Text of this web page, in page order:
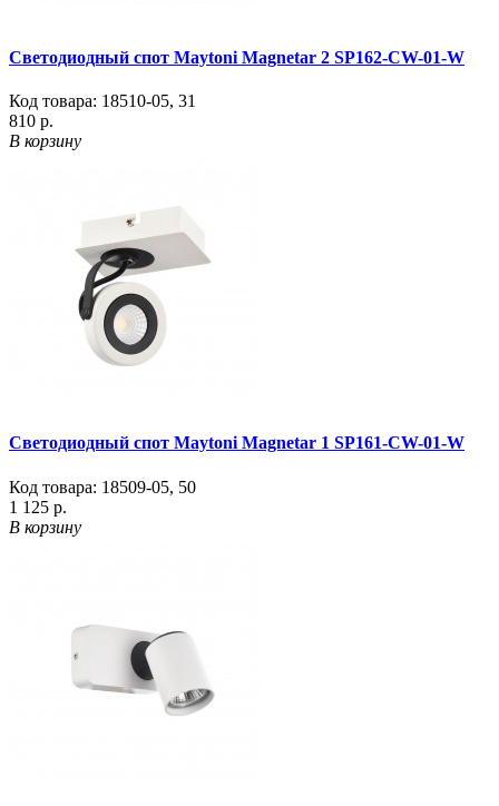
Светодиодный спот Maytoni Magnetar 2 SP162-CW-01-W
Код товара: 18510-05, 31
810 р.
В корзину
Светодиодный спот Maytoni Magnetar 1 SP161-CW-01-W
Код товара: 18509-05, 50
1 125 р.
В корзину